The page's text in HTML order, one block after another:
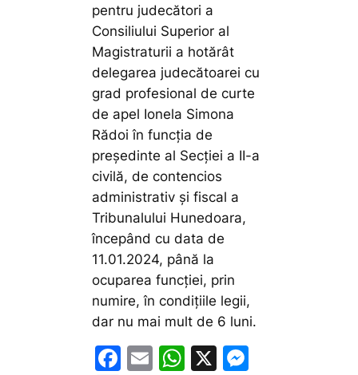
pentru judecători a
Consiliului Superior al
Magistraturii a hotărât
delegarea judecătoarei cu
grad profesional de curte
de apel Ionela Simona
Rădoi în funcția de
președinte al Secției a II-a
civilă, de contencios
administrativ și fiscal a
Tribunalului Hunedoara,
începând cu data de
11.01.2024, până la
ocuparea funcţiei, prin
numire, în condiţiile legii,
dar nu mai mult de 6 luni.
F
E
W X